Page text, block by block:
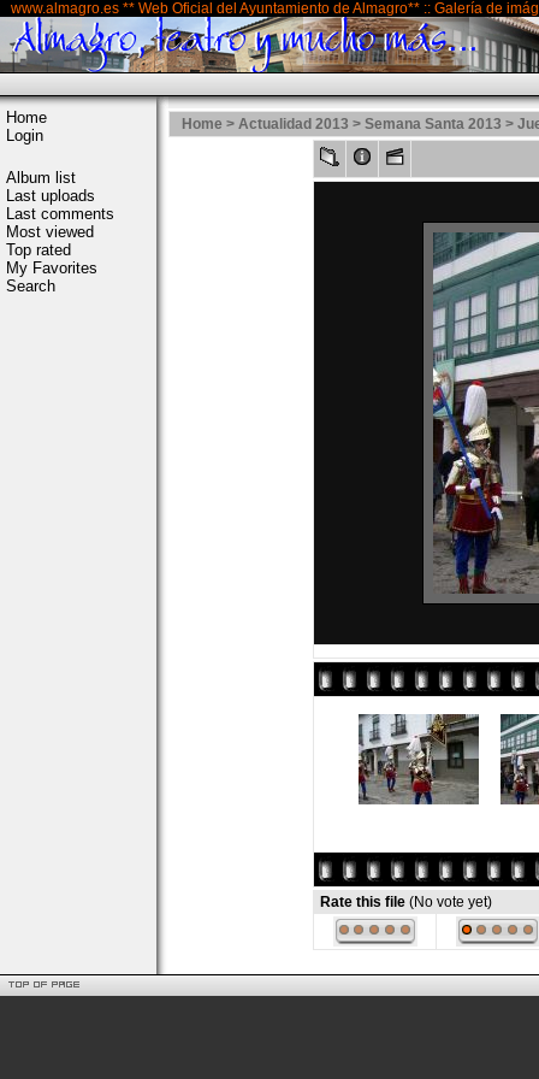
www.almagro.es ** Web Oficial del Ayuntamiento de Almagro** :: Galería de
Home
Login
Album list
Last uploads
Last comments
Most viewed
Top rated
My Favorites
Search
Home > Actualidad 2013 > Semana Santa 2013 >
Rate this file (No vote yet)